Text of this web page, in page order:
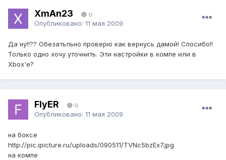
XmAn23 0
Опубликовано: 11 мая 2009
Да ну!!?? Обезатьльно проверю как вернусь дамой! Спосибо!!
Только одно хочу уточнить. Эти настройки в компе или в
Xbox'е?
FlyER 0
Опубликовано: 11 мая 2009
на боксе
http://pic.ipicture.ru/uploads/090511/TVNc5bzEx7.jpg
на компе